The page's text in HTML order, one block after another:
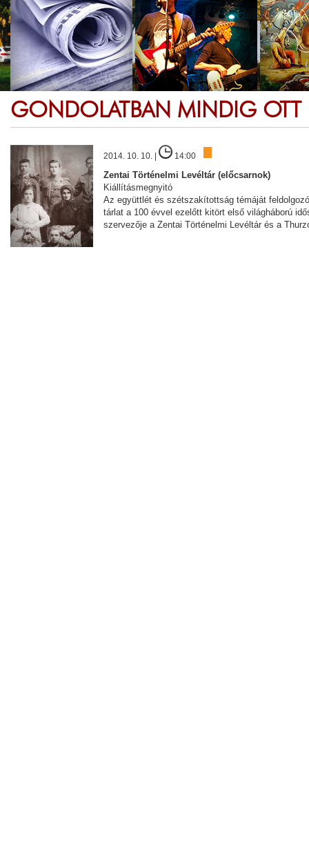
GONDOLATBAN MINDIG OTT
2014. 10. 10. | 14:00
Zentai Történelmi Levéltár (előcsarnok)
Kiállításmegnyitó
Az együttlét és szétszakítottság témáját
tárlat a 100 évvel ezelőtt kitört első világháború
szervezője a Zentai Történelmi Levéltár és a